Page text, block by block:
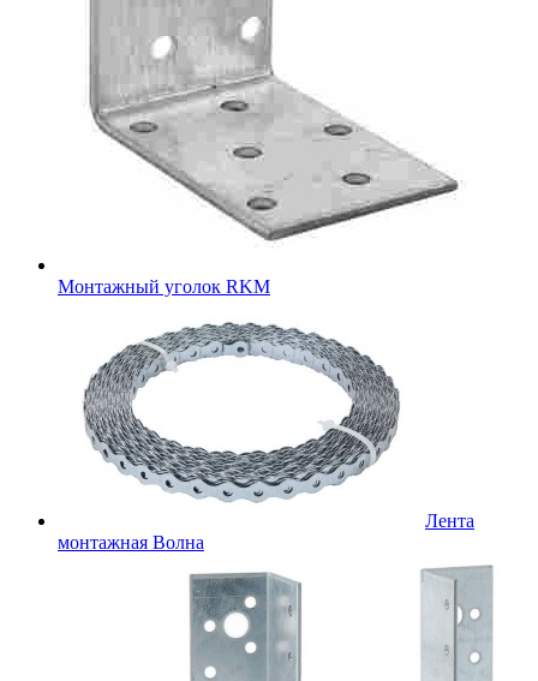
Монтажный уголок RKM
Лента
монтажная Волна